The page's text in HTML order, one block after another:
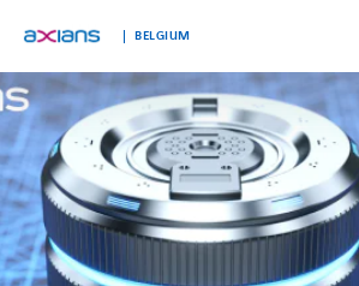
BELGIUM
OVER ONS
EXPERTISE